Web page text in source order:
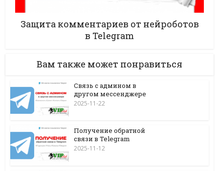
Защита комментариев от нейроботов
в Telegram
Вам также может понравиться
Связь с админом в
другом мессенджере
2025-11-22
Получение обратной
связи в Telegram
2025-11-12